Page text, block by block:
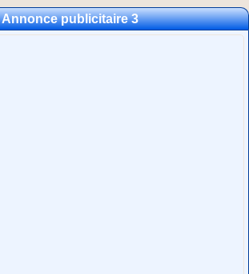
Annonce publicitaire 3